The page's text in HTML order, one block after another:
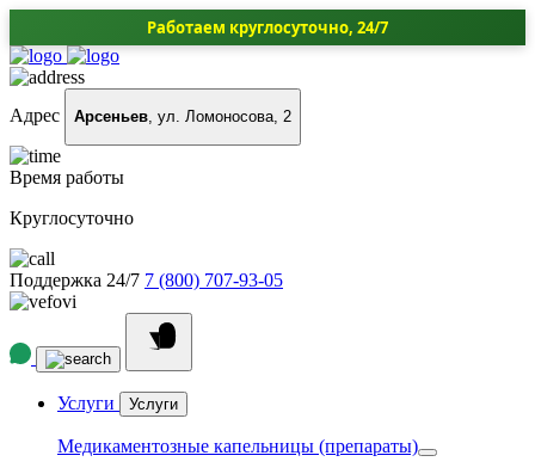
Работаем круглосуточно, 24/7
Адрес Арсеньев, ул. Ломоносова, 2
Время работы
Круглосуточно
Поддержка 24/7 7 (800) 707-93-05
Услуги Услуги
Медикаментозные капельницы (препараты)